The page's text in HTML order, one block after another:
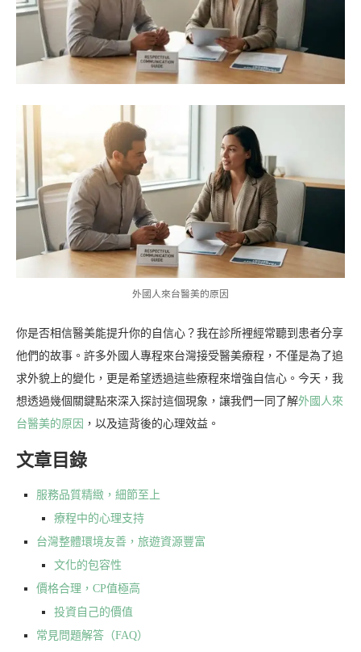
外國人來台醫美的原因
你是否相信醫美能提升你的自信心？我在診所裡經常聽到患者分享
他們的故事。許多外國人專程來台灣接受醫美療程，不僅是為了追
求外貌上的變化，更是希望透過這些療程來增強自信心。今天，我
想透過幾個關鍵點來深入探討這個現象，讓我們一同了解外國人來
台醫美的原因 ，以及這背後的心理效益。
文章目錄
服務品質精緻，細節至上
療程中的心理支持
台灣整體環境友善，旅遊資源豐富
文化的包容性
價格合理，CP值極高
投資自己的價值
常見問題解答（FAQ）